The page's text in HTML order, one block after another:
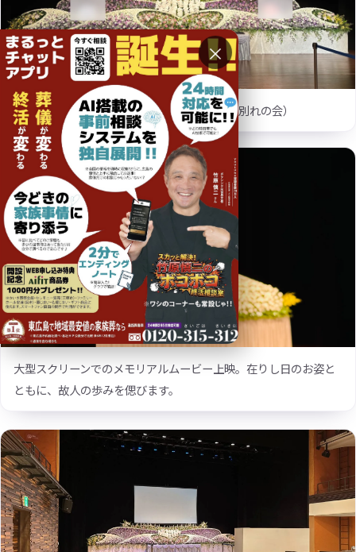
くらら 大ホールに設えた一面の生花祭壇（お別れの会）
大型スクリーンでのメモリアルムービー上映。在りし日のお姿と
ともに、故人の歩みを偲びます。
×